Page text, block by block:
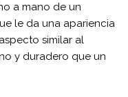
a mano de un
le da una apariencia
similar al
y duradero que un